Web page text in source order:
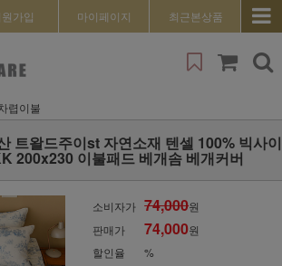
가입 마이페이지 최근본상품
렵이불
트왈드주이st 자연소재 텐셀 100% 빅사이
200x230 이불패드 베개솜 베개커버
소비자가 74,000원
판매가
74,000원
할인율
%